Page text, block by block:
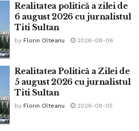
Realitatea politică a zilei de
6 august 2026 cu jurnalistul
Titi Sultan
by Florin Olteanu 2026-08-06
Realitatea Politică a Zilei de
5 august 2026 cu jurnalistul
Titi Sultan
by Florin Olteanu 2026-08-05